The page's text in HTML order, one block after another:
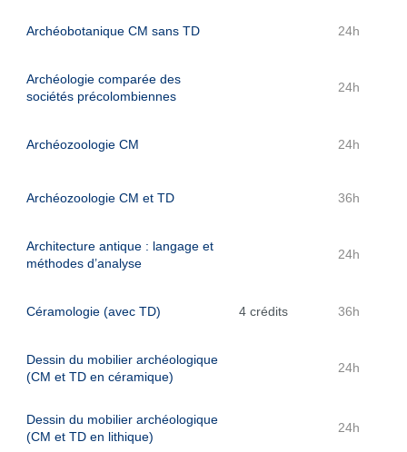
Archéobotanique CM sans TD 24h
Archéologie comparée des
sociétés précolombiennes
24h
Archéozoologie CM 24h
Archéozoologie CM et TD 36h
Architecture antique : langage et
méthodes d’analyse
24h
Céramologie (avec TD) 4 crédits 36h
Dessin du mobilier archéologique
(CM et TD en céramique)
24h
Dessin du mobilier archéologique
(CM et TD en lithique)
24h